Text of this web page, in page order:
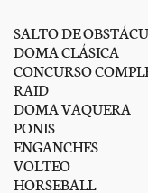
SALTO DE
DOMA CLÁSICA
CONCURSO
RAID
DOMA VAQUERA
PONIS
ENGANCHES
VOLTEO
HORSEBALL